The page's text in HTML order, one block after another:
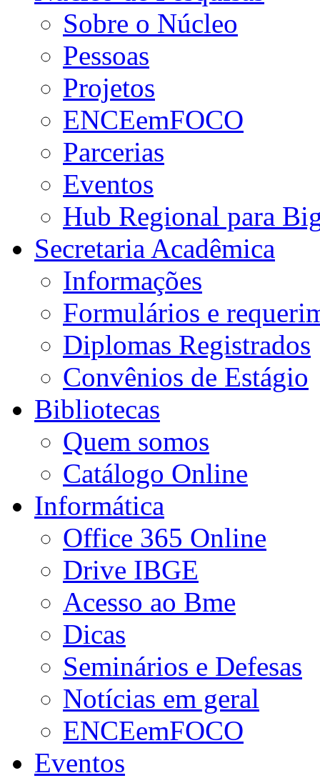
Sobre o Núcleo
Pessoas
Projetos
ENCEemFOCO
Parcerias
Eventos
Hub Regional para
Secretaria Acadêmica
Informações
Formulários e
Diplomas Registrados
Convênios de Estágio
Bibliotecas
Quem somos
Catálogo Online
Informática
Office 365 Online
Drive IBGE
Acesso ao Bme
Dicas
Seminários e Defesas
Notícias em geral
ENCEemFOCO
Eventos